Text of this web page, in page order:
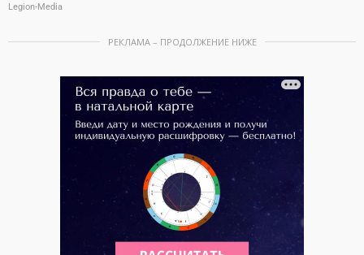
Legion-Media
РЕКЛАМА – ПРОДОЛЖЕНИЕ НИЖЕ